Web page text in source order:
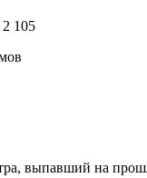
2 105
выпавший на